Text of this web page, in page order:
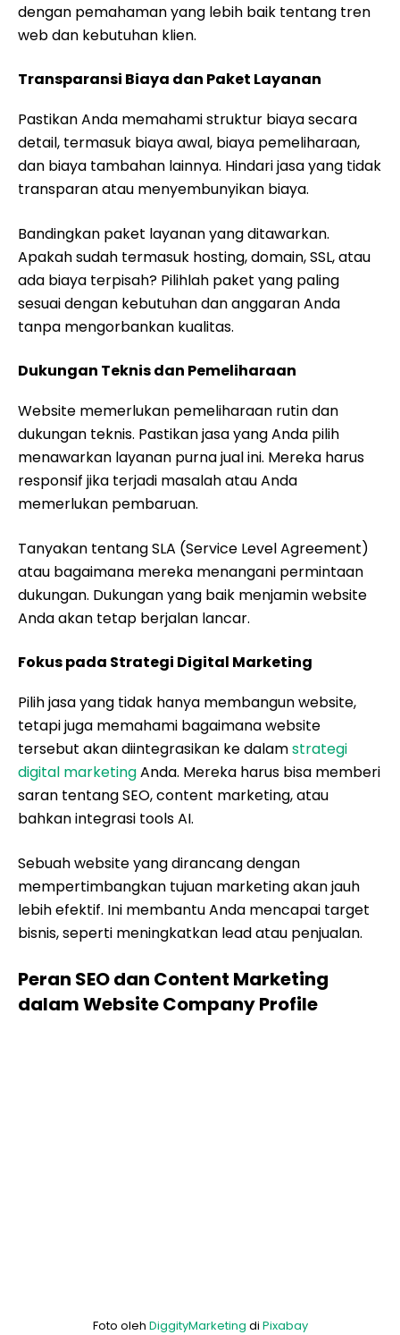
dengan pemahaman yang lebih baik tentang tren
web dan kebutuhan klien.
Transparansi Biaya dan Paket Layanan
Pastikan Anda memahami struktur biaya secara
detail, termasuk biaya awal, biaya pemeliharaan,
dan biaya tambahan lainnya. Hindari jasa yang tidak
transparan atau menyembunyikan biaya.
Bandingkan paket layanan yang ditawarkan.
Apakah sudah termasuk hosting, domain, SSL, atau
ada biaya terpisah? Pilihlah paket yang paling
sesuai dengan kebutuhan dan anggaran Anda
tanpa mengorbankan kualitas.
Dukungan Teknis dan Pemeliharaan
Website memerlukan pemeliharaan rutin dan
dukungan teknis. Pastikan jasa yang Anda pilih
menawarkan layanan purna jual ini. Mereka harus
responsif jika terjadi masalah atau Anda
memerlukan pembaruan.
Tanyakan tentang SLA (Service Level Agreement)
atau bagaimana mereka menangani permintaan
dukungan. Dukungan yang baik menjamin website
Anda akan tetap berjalan lancar.
Fokus pada Strategi Digital Marketing
Pilih jasa yang tidak hanya membangun website,
tetapi juga memahami bagaimana website
tersebut akan diintegrasikan ke dalamstrategi
digital marketingAnda. Mereka harus bisa memberi
saran tentang SEO, content marketing, atau
bahkan integrasi tools AI.
Sebuah website yang dirancang dengan
mempertimbangkan tujuan marketing akan jauh
lebih efektif. Ini membantu Anda mencapai target
bisnis, seperti meningkatkan lead atau penjualan.
Peran SEO dan Content Marketing
dalam Website Company Profile
Foto oleh DiggityMarketing di Pixabay